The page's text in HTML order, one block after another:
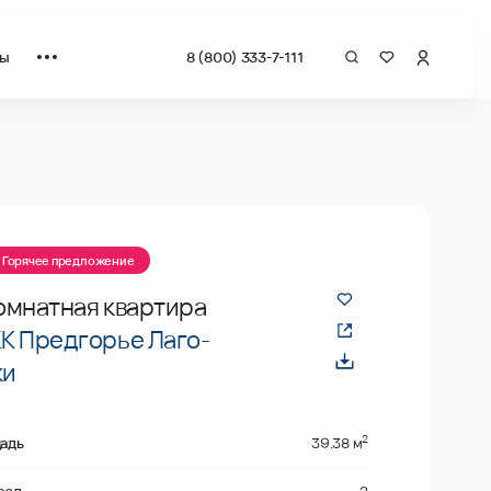
8 (800) 333-7-111
Горячее предложение
квартира
Предгорье Лаго-
39.38 м2